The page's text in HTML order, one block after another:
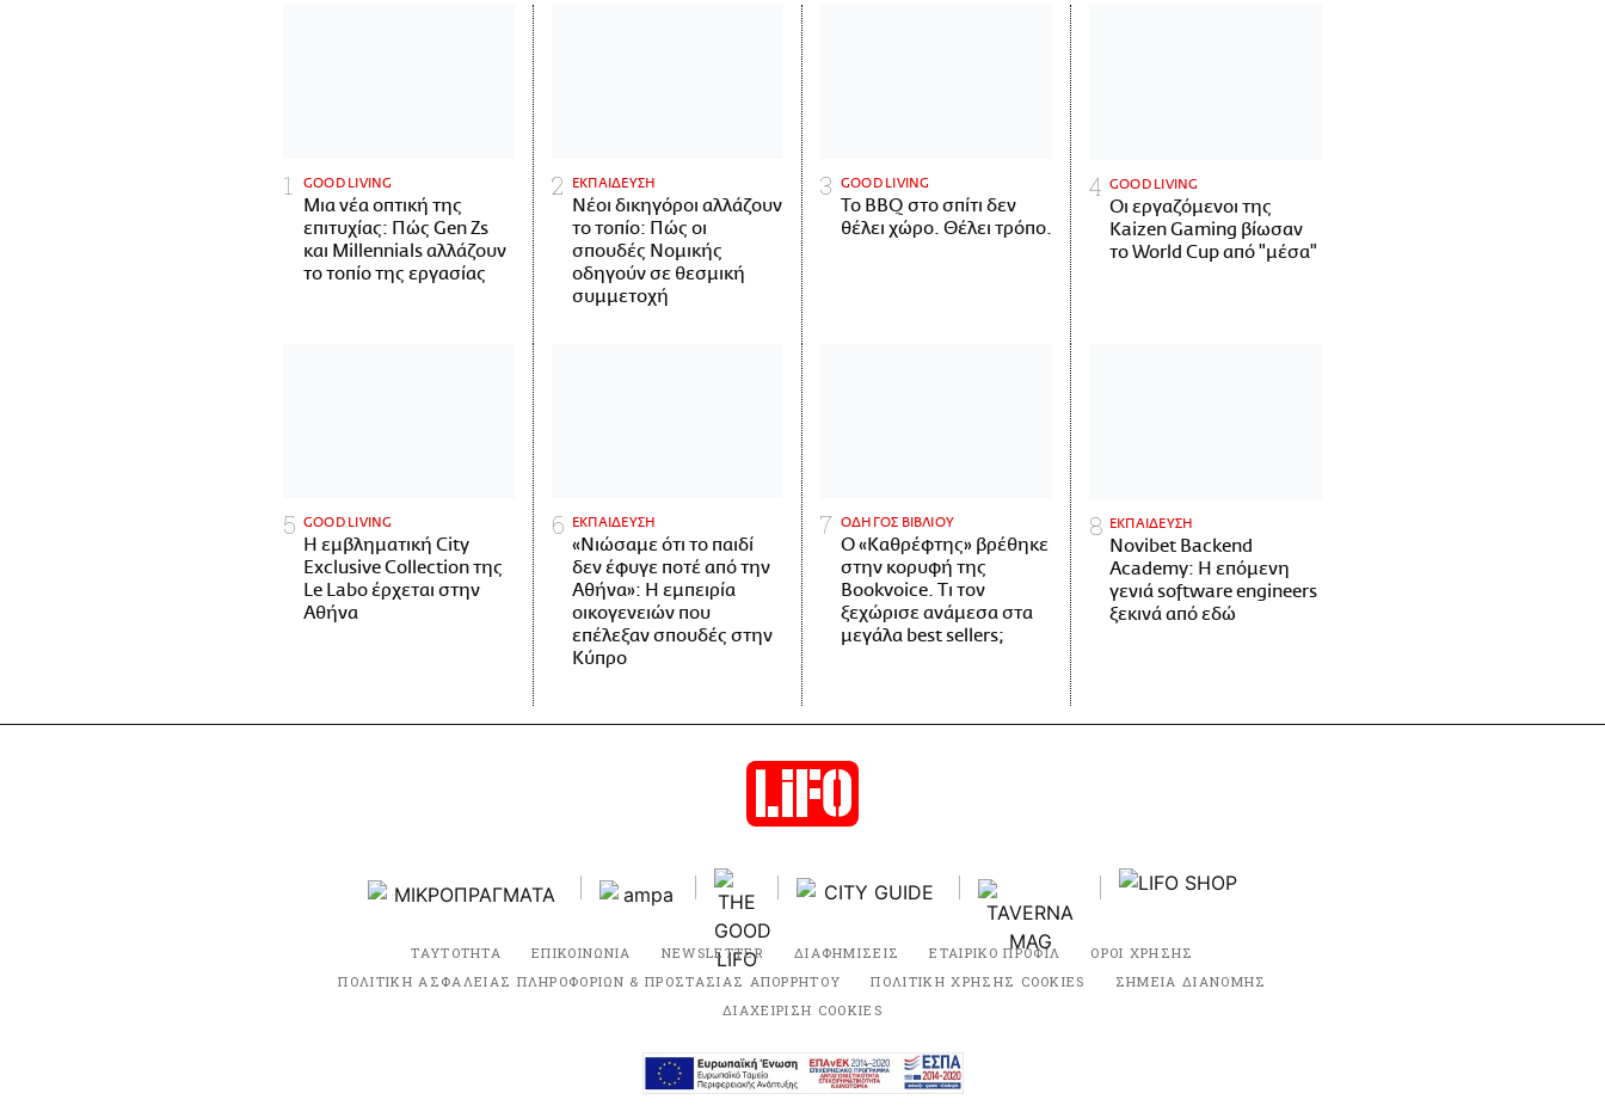
GOOD LIVING
Μια νέα οπτική της
επιτυχίας: Πώς Gen Zs
και Millennials αλλάζουν
το τοπίο της εργασίας
ΕΚΠΑΙΔΕΥΣΗ
Νέοι δικηγόροι αλλάζουν
το τοπίο: Πώς οι
σπουδές Νομικής
οδηγούν σε θεσμική
συμμετοχή
GOOD LIVING
Το BBQ στο σπίτι δεν
θέλει χώρο. Θέλει τρόπο.
GOOD LIVING
Οι εργαζόμενοι της
Kaizen Gaming βίωσαν
το World Cup από "μέσα"
GOOD LIVING
Η εμβληματική City
Exclusive Collection της
Le Labo έρχεται στην
Αθήνα
ΕΚΠΑΙΔΕΥΣΗ
«Νιώσαμε ότι το παιδί
δεν έφυγε ποτέ από την
Αθήνα»: Η εμπειρία
οικογενειών που
επέλεξαν σπουδές στην
Κύπρο
ΟΔΗΓΟΣ ΒΙΒΛΙΟΥ
Ο «Καθρέφτης» βρέθηκε
στην κορυφή της
Bookvoice. Τι τον
ξεχώρισε ανάμεσα στα
μεγάλα best sellers;
ΕΚΠΑΙΔΕΥΣΗ
Novibet Backend
Academy: Η επόμενη
γενιά software engineers
ξεκινά από εδώ
ΤΑΥΤΟΤΗΤΑ ΕΠΙΚΟΙΝΩΝΙΑ NEWSLETTER ΔΙΑΦΗΜΙΣΕΙΣ ΕΤΑΙΡΙΚΟ ΠΡΟΦΙΛ
ΟΡΟΙ ΧΡΗΣΗΣ
ΠΟΛΙΤΙΚΗ ΑΣΦΑΛΕΙΑΣ ΠΛΗΡΟΦΟΡΙΩΝ & ΠΡΟΣΤΑΣΙΑΣ ΑΠΟΡΡΗΤΟΥ
ΠΟΛΙΤΙΚΗ ΧΡΗΣΗΣ COOKIES
ΣΗΜΕΙΑ ΔΙΑΝΟΜΗΣ
ΔΙΑΧΕΙΡΙΣΗ COOKIES